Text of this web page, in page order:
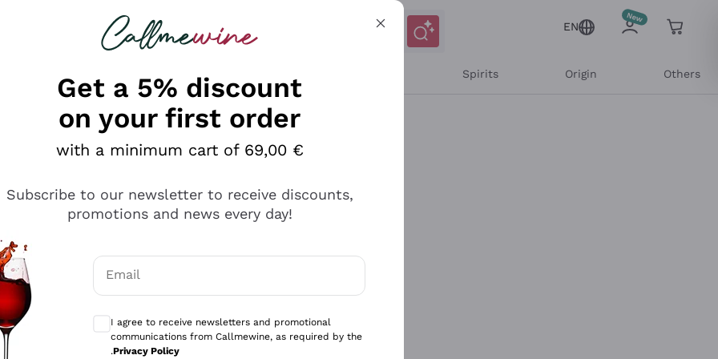
looking for
EN
Spirits Origin Others
Get a 5% discount
on your first order
with a minimum cart of 69,00 €
Subscribe to our newsletter to receive discounts,
promotions and news every day!
Email
I agree to receive newsletters and promotional
communications from Callmewine, as required by the
.Privacy Policy